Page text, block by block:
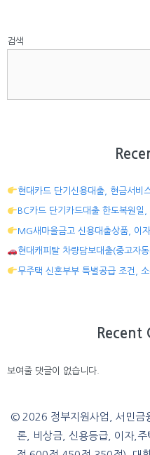
검색
현대카드 단기신용대출, 현금서비
BC카드 단기카드대출 한도복원일
MG새마을금고 신용대출상품, 이자
현대캐피탈 차량담보대출(중고자
무주택 신혼부부 특별공급 조건,
Recent
보여줄 댓글이 없습니다.
© 2026 정부지원사업, 서민금
론, 비상금, 신용등급, 이자,